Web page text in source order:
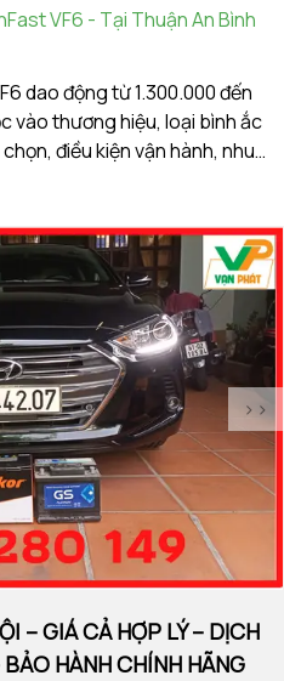
VF6 - Tại Thuận An Bình
dao động từ 1.300.000 đến
vào thương hiệu, loại bình ắc
điều kiện vận hành, nhu
>>
– GIÁ CẢ HỢP LÝ – DỊCH
HÀNH CHÍNH HÃNG